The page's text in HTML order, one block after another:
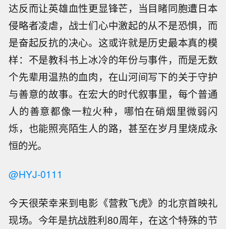
达反而让英雄血性更显锋芒，当目睹同胞遭日本
侵略者凌虐，战士们心中激起的从不是恐惧，而
是奋起反抗的决心。这或许就是历史最本真的模
样：不是教科书上冰冷的年份与事件，而是无数
个先辈用温热的血肉，在山河间写下的关于守护
与善意的故事。在宏大的时代叙事里，每个普通
人的善意都像一粒火种，哪怕在硝烟里微弱闪
烁，也能照亮陌生人的路，甚至在岁月里烧成永
恒的光。
@HYJ-0111
今天很荣幸来到电影《营救飞虎》的北京首映礼
现场。今年是抗战胜利80周年，在这个特殊的节